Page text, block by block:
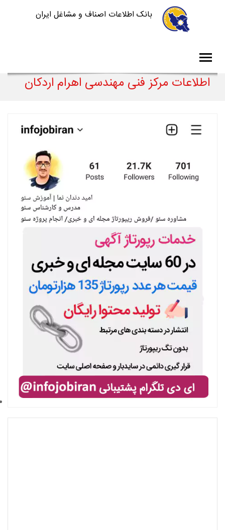
بانک اطلاعات اصناف و مشاغل ایران
اطلاعات مرکز فنی مهندسی اهرام اردکان